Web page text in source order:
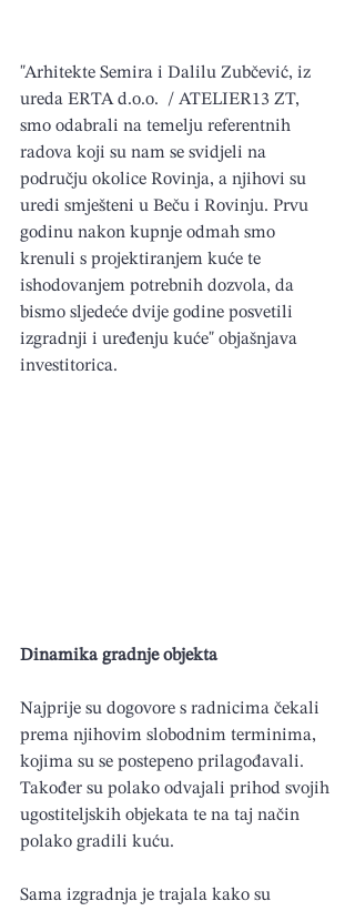
"Arhitekte Semira i Dalilu Zubčević, iz
ureda ERTA d.o.o.  / ATELIER13 ZT,
smo odabrali na temelju referentnih
radova koji su nam se svidjeli na
području okolice Rovinja, a njihovi su
uredi smješteni u Beču i Rovinju. Prvu
godinu nakon kupnje odmah smo
krenuli s projektiranjem kuće te
ishodovanjem potrebnih dozvola, da
bismo sljedeće dvije godine posvetili
izgradnji i uređenju kuće" objašnjava
investitorica.
Dinamika gradnje objekta
Najprije su dogovore s radnicima čekali
prema njihovim slobodnim terminima,
kojima su se postepeno prilagođavali.
Također su polako odvajali prihod svojih
ugostiteljskih objekata te na taj način
polako gradili kuću.
Sama izgradnja je trajala kako su